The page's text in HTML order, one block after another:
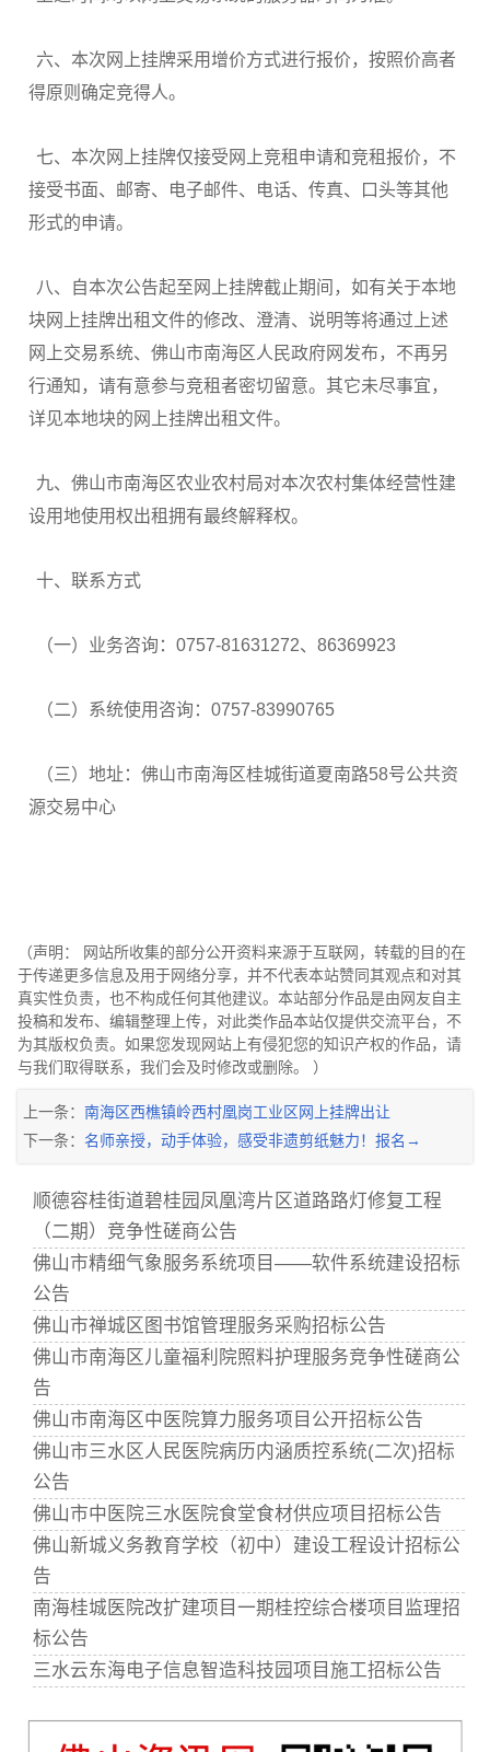
六、本次网上挂牌采用增价方式进行报价，按照价高者
得原则确定竞得人。
七、本次网上挂牌仅接受网上竞租申请和竞租报价，不
接受书面、邮寄、电子邮件、电话、传真、口头等其他
形式的申请。
八、自本次公告起至网上挂牌截止期间，如有关于本地
块网上挂牌出租文件的修改、澄清、说明等将通过上述
网上交易系统、佛山市南海区人民政府网发布，不再另
行通知，请有意参与竞租者密切留意。其它未尽事宜，
详见本地块的网上挂牌出租文件。
九、佛山市南海区农业农村局对本次农村集体经营性建
设用地使用权出租拥有最终解释权。
十、联系方式
（一）业务咨询：0757-81631272、86369923
（二）系统使用咨询：0757-83990765
（三）地址：佛山市南海区桂城街道夏南路58号公共资
源交易中心
（声明： 网站所收集的部分公开资料来源于互联网，转载的目的在
于传递更多信息及用于网络分享，并不代表本站赞同其观点和对其
真实性负责，也不构成任何其他建议。本站部分作品是由网友自主
投稿和发布、编辑整理上传，对此类作品本站仅提供交流平台，不
为其版权负责。如果您发现网站上有侵犯您的知识产权的作品，请
与我们取得联系，我们会及时修改或删除。 ）
上一条： 南海区西樵镇岭西村凰岗工业区网上挂牌出让
下一条： 名师亲授，动手体验，感受非遗剪纸魅力！报名→
顺德容桂街道碧桂园凤凰湾片区道路路灯修复工程
（二期）竞争性磋商公告
佛山市精细气象服务系统项目——软件系统建设招标
公告
佛山市禅城区图书馆管理服务采购招标公告
佛山市南海区儿童福利院照料护理服务竞争性磋商公
告
佛山市南海区中医院算力服务项目公开招标公告
佛山市三水区人民医院病历内涵质控系统(二次)招标
公告
佛山市中医院三水医院食堂食材供应项目招标公告
佛山新城义务教育学校（初中）建设工程设计招标公
告
南海桂城医院改扩建项目一期桂控综合楼项目监理招
标公告
三水云东海电子信息智造科技园项目施工招标公告